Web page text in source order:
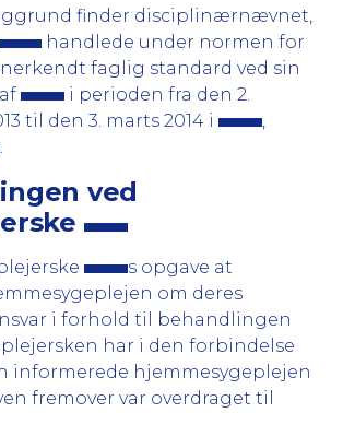
finder disciplinærnævnet,
handlede under normen for
faglig standard ved sin
i perioden fra den 2.
til den 3. marts 2014 i
ved
s opgave at
om deres
i forhold til behandlingen
har i den forbindelse
informerede hjemmesygeplejen
fremover var overdraget til